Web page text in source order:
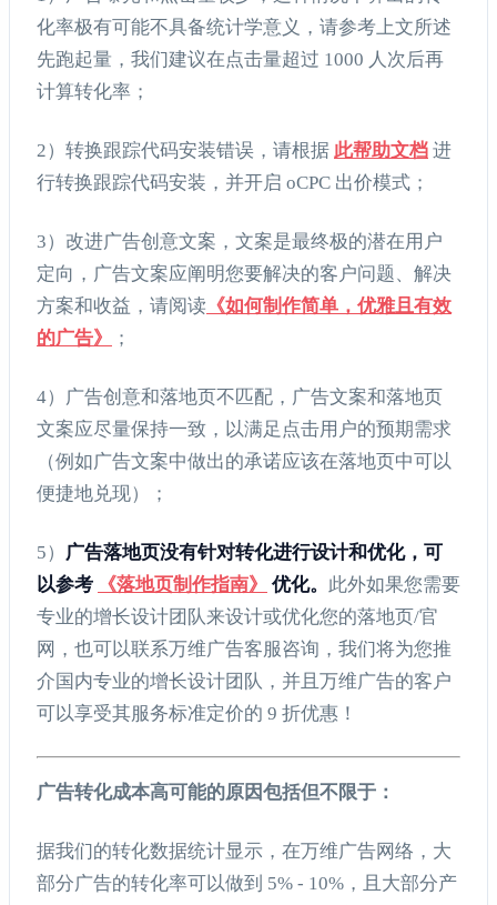
化率极有可能不具备统计学意义，请参考上文所述
先跑起量，我们建议在点击量超过 1000 人次后再
计算转化率；
2）转换跟踪代码安装错误，请根据 此帮助文档 进
行转换跟踪代码安装，并开启 oCPC 出价模式；
3）改进广告创意文案，文案是最终极的潜在用户
定向，广告文案应阐明您要解决的客户问题、解决
方案和收益，请阅读 《如何制作简单，优雅且有效
的广告》
；
4）广告创意和落地页不匹配，广告文案和落地页
文案应尽量保持一致，以满足点击用户的预期需求
（例如广告文案中做出的承诺应该在落地页中可以
便捷地兑现）；
5）
广告落地页没有针对转化进行设计和优化，可
以参考
《落地页制作指南》 优化。 此外如果您需要
专业的增长设计团队来设计或优化您的落地页/官
网，也可以联系万维广告客服咨询，我们将为您推
介国内专业的增长设计团队，并且万维广告的客户
可以享受其服务标准定价的 9 折优惠！
广告转化成本高可能的原因包括但不限于：
据我们的转化数据统计显示，在万维广告网络，大
部分广告的转化率可以做到 5% - 10%，且大部分产